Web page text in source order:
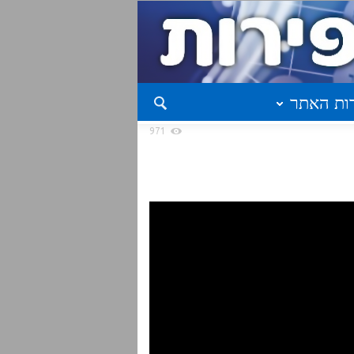
האתר
971